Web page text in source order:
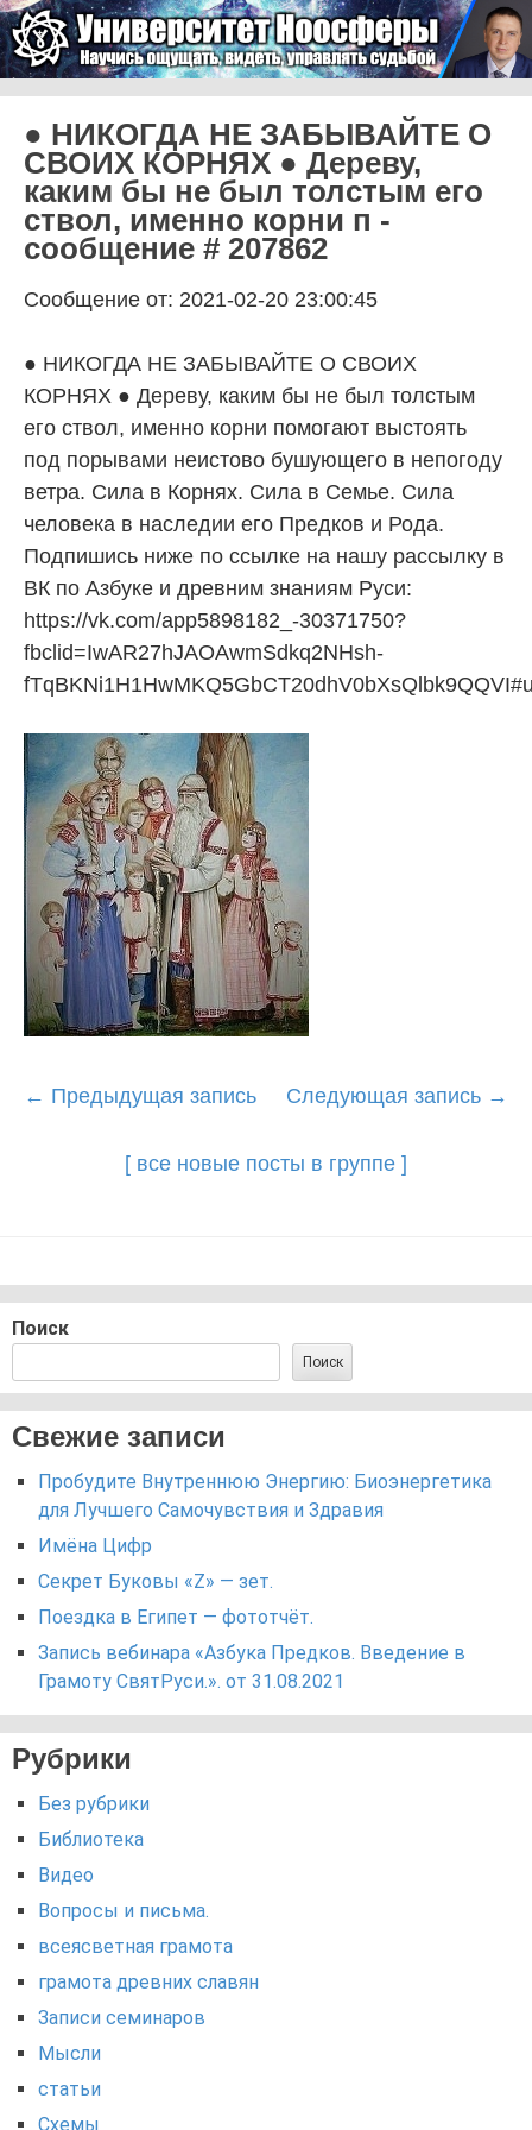
Университет Ноосферы
● НИКОГДА НЕ ЗАБЫВАЙТЕ О
СВОИХ КОРНЯХ ● Дереву,
каким бы не был толстым его
ствол, именно корни п -
сообщение # 207862
Сообщение от: 2021-02-20 23:00:45
● НИКОГДА НЕ ЗАБЫВАЙТЕ О СВОИХ
КОРНЯХ ● Дереву, каким бы не был толстым
его ствол, именно корни помогают выстоять
под порывами неистово бушующего в непогоду
ветра. Сила в Корнях. Сила в Семье. Сила
человека в наследии его Предков и Рода.
Подпишись ниже по ссылке на нашу рассылку в
ВК по Азбуке и древним знаниям Руси:
https://vk.com/app5898182_-30371750?
fbclid=IwAR27hJAOAwmSdkq2NHsh-
Post
← Предыдущая запись Следующая запись →
[ все новые посты в группе ]
Поиск
Поиск
Свежие записи
Пробудите Внутреннюю Энергию: Биоэнергетика
для Лучшего Самочувствия и Здравия
Имёна Цифр
Секрет Буковы «Z» — зет.
Поездка в Египет — фототчёт.
Запись вебинара «Азбука Предков. Введение в
Грамоту СвятРуси.». от 31.08.2021
Рубрики
Без рубрики
Библиотека
Видео
Вопросы и письма.
всеясветная грамота
грамота древних славян
Записи семинаров
Мысли
статьи
Схемы